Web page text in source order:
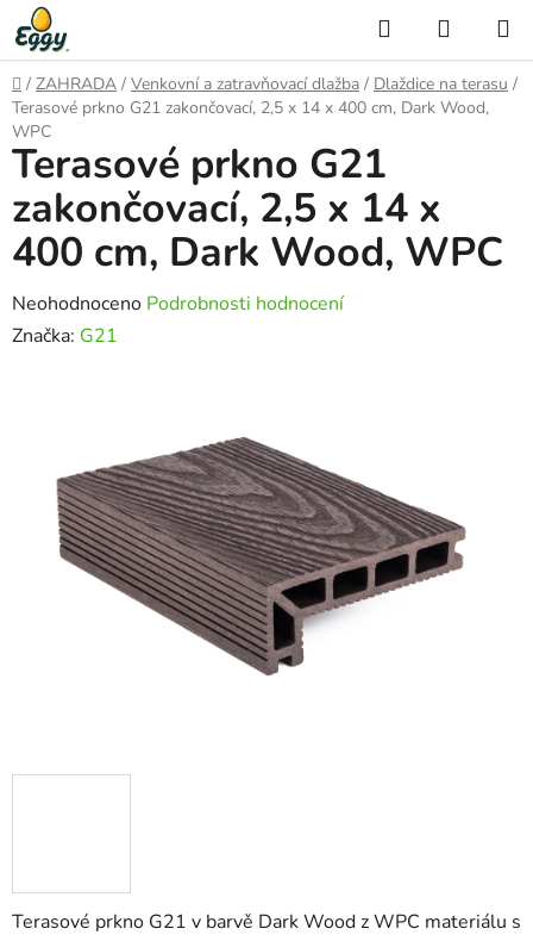
Přejít
na
obsah
Hledat
KOŠÍK
Domů
/ ZAHRADA / Venkovní a zatravňovací dlažba / Dlaždice na terasu /
Terasové prkno G21 zakončovací, 2,5 x 14 x 400 cm, Dark Wood,
WPC
Terasové prkno G21 v barvě Dark Wood z WPC materiálu s
Terasové prkno G21
zakončovací, 2,5 x 14 x
400 cm, Dark Wood, WPC
Průměrné
hodnocení
hvězdiček.
Neohodnoceno Podrobnosti hodnocení
Značka: G21